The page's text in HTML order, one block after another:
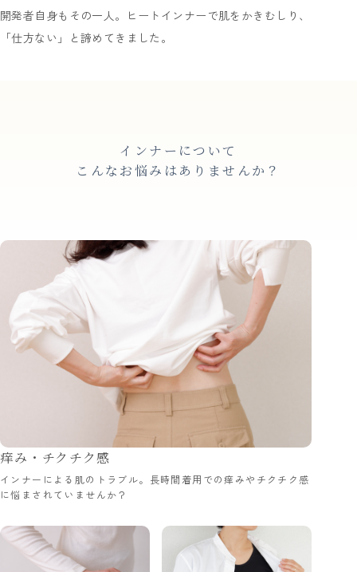
開発者自身もその一人。ヒートインナーで肌をかきむしり、
「仕方ない」と諦めてきました。
インナーについて
こんなお悩みはありませんか？
痒み・チクチク感
インナーによる肌のトラブル。長時間着用での痒みやチクチク感
に悩まされていませんか？